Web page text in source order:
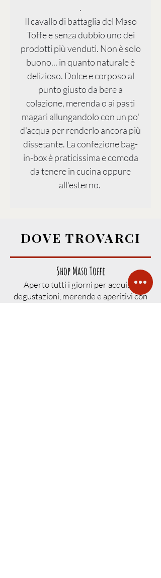
.
Il cavallo di battaglia del Maso
Toffe e senza dubbio uno dei
prodotti più venduti. Non è solo
buono... in quanto naturale è
delizioso. Dolce e corposo al
punto giusto da bere a
colazione, merenda o ai pasti
magari allungandolo con un po'
d'acqua per renderlo ancora più
dissetante. La confezione bag-
in-box è praticissima e comoda
da tenere in cucina oppure
all'esterno.
DOVE TROVARCI
Shop Maso Toffe
Aperto tutti i giorni per acquisti,
degustazioni, merende e aperitivi con